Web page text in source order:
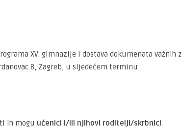
XV. gimnazije i dostava dokumenata važnih
8, Zagreb, u sljedećem terminu:
ih mogu učenici i/ili njihovi roditelji/skrbnici.